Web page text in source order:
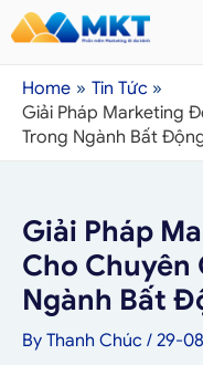
Home
Tin Tức
Giải Pháp Marketing
Trong Ngành Bất
Giải Pháp
Cho Chuyên
Ngành Bất
By Thanh Chúc / 29-